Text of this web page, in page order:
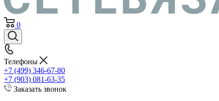
0
Телефоны
+7 (499) 346-67-80
+7 (903) 081-63-35
Заказать звонок